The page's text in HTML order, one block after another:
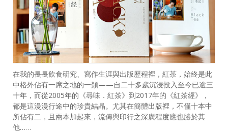
在我的長長飲食研究、寫作生涯與出版歷程裡，紅茶，始終是此
中格外佔有一席之地的一類——自二十多歲沉浸投入至今已逾三
十年，而從2005年的《尋味．紅茶》到2017年的《紅茶經》，
都是這漫漫行途中的珍貴結晶。尤其在簡體出版裡，不僅十本中
所佔有二，且兩本加起來，流傳與印行之深廣程度應也勝於其
他……